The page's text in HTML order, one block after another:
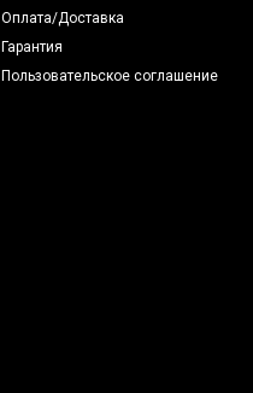
Оплата/Доставка
Гарантия
Пользовательское соглашение